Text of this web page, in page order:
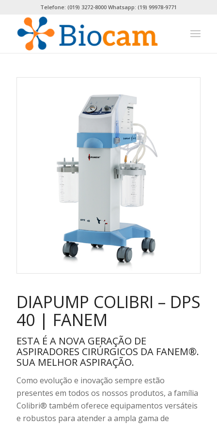
Telefone: (019) 3272-8000 Whatsapp: (19) 99978-9771
DIAPUMP COLIBRI – DPS
40 | FANEM
ESTA É A NOVA GERAÇÃO DE
ASPIRADORES CIRÚRGICOS DA FANEM®.
SUA MELHOR ASPIRAÇÃO.
Como evolução e inovação sempre estão
presentes em todos os nossos produtos, a família
Colibri® também oferece equipamentos versáteis
e robustos para atender a ampla gama de